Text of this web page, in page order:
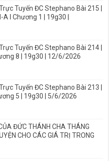
Tuyến ĐC Stephano Bài 215 |
A I Chương 1 | 19g30 |
Tuyến ĐC Stephano Bài 214 |
8 | 19g30 | 12/6/2026
Tuyến ĐC Stephano Bài 213 |
5 | 19g30 | 5/6/2026
ĐỨC THÁNH CHA THÁNG
CHO CÁC GIÁ TRỊ TRONG